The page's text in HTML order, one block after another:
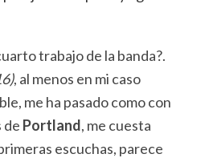
trabajo de la banda?.
, al menos en mi caso
me ha pasado como con
de Portland, me cuesta
escuchas, parece